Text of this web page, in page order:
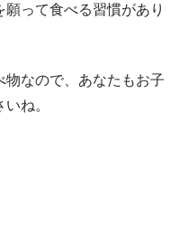
って食べる習慣があり
なので、あなたもお子
ね。